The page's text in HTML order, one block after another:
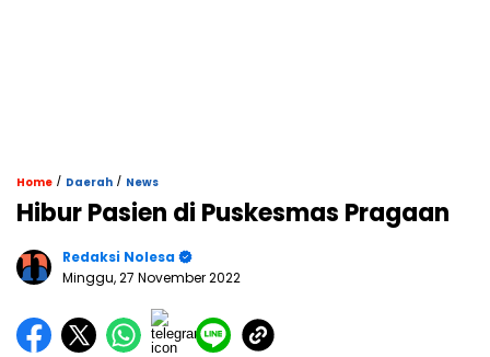
Home / Daerah / News
Hibur Pasien di Puskesmas Pragaan
Redaksi Nolesa
Minggu, 27 November 2022